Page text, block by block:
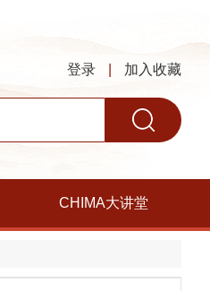
登录 加入收藏
CHIMA大讲堂